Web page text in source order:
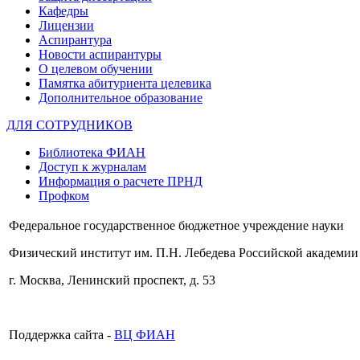
Кафедры
Лицензии
Аспирантура
Новости аспирантуры
О целевом обучении
Памятка абитуриента целевика
Дополнительное образование
ДЛЯ СОТРУДНИКОВ
Библиотека ФИАН
Доступ к журналам
Информация о расчете ПРНД
Профком
Федеральное государственное бюджетное учреждение науки
Физический институт им. П.Н. Лебедева Российской академии
г. Москва, Ленинский проспект, д. 53
Поддержка сайта - ВЦ ФИАН